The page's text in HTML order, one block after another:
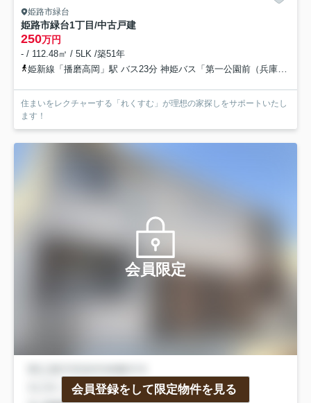
姫路市緑台
姫路市緑台1丁目/中古戸建
250万円
- / 112.48㎡ / 5LK /築51年
姫新線「播磨高岡」駅 バス23分 神姫バス「第一公園前（兵庫県）」 停歩2分
住まいをレクチャーする「れくすむ」が理想の家探しをサポートいたし
ます！
会員限定
会員登録をして限定物件を見る